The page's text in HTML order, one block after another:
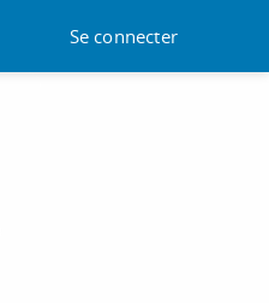
Se connecter